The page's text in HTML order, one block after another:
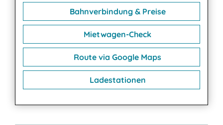
Bahnverbindung & Preise
Mietwagen-Check
Route via Google Maps
Ladestationen